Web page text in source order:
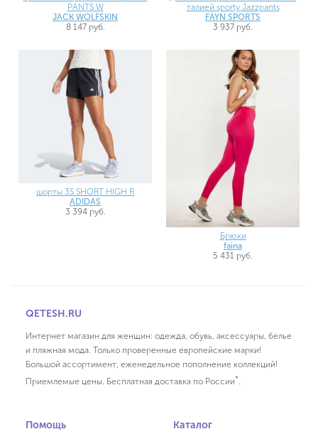
PANTS W
JACK WOLFSKIN
8 147 руб.
талией sporty Jazzpants
FAYN SPORTS
3 937 руб.
шорты 3S SHORT HIGH R
ADIDAS
3 394 руб.
Брюки
faina
5 431 руб.
QETESH.RU
Интернет магазин для женщин: одежда, обувь, аксессуары, белье
и пляжная мода. Только проверенные европейские марки!
Большой ассортимент, еженедельное пополнение коллекций!
Приемлемые цены. Бесплатная доставка по России*.
Помощь Каталог